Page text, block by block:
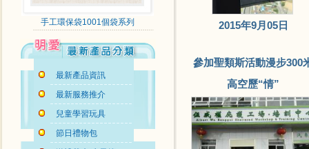
手工環保袋1001個袋系列
最新產品資訊
最新服務推介
兒童學習玩具
節日禮物包
2015年9月05日
參加聖類斯活動漫步300
高空歷“情”